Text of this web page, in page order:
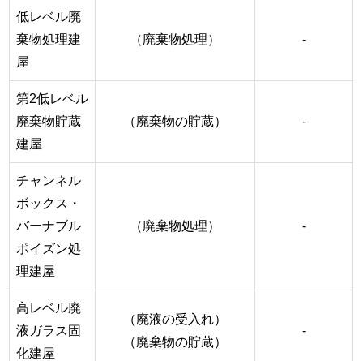
低レベル廃
棄物処理建
屋
（廃棄物処理） -
第2低レベル
廃棄物貯蔵
建屋
（廃棄物の貯蔵） -
チャンネル
ボックス・
バーナブル
ポイズン処
理建屋
（廃棄物処理） -
高レベル廃
液ガラス固
化建屋
（廃液の受入れ）
（廃棄物の貯蔵）
-